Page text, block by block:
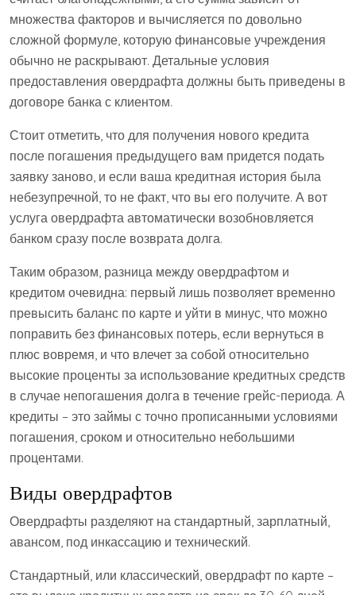
множества факторов и вычисляется по довольно
сложной формуле, которую финансовые учреждения
обычно не раскрывают. Детальные условия
предоставления овердрафта должны быть приведены в
договоре банка с клиентом.
Стоит отметить, что для получения нового кредита
после погашения предыдущего вам придется подать
заявку заново, и если ваша кредитная история была
небезупречной, то не факт, что вы его получите. А вот
услуга овердрафта автоматически возобновляется
банком сразу после возврата долга.
Таким образом, разница между овердрафтом и
кредитом очевидна: первый лишь позволяет временно
превысить баланс по карте и уйти в минус, что можно
поправить без финансовых потерь, если вернуться в
плюс вовремя, и что влечет за собой относительно
высокие проценты за использование кредитных средств
в случае непогашения долга в течение грейс-периода. А
кредиты – это займы с точно прописанными условиями
погашения, сроком и относительно небольшими
процентами.
Виды овердрафтов
Овердрафты разделяют на стандартный, зарплатный,
авансом, под инкассацию и технический.
Стандартный, или классический, овердрафт по карте –